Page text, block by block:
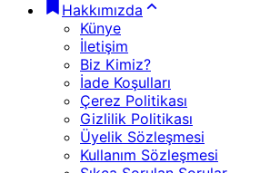
Hakkımızda
Künye
İletişim
Biz Kimiz?
İade Koşulları
Çerez Politikası
Gizlilik Politikası
Üyelik Sözleşmesi
Kullanım Sözleşmesi